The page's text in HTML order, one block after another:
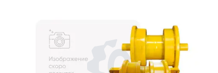
3D тур по производству
3D тур по складам